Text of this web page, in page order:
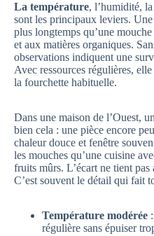
La température, l’humidité, la
sont les principaux leviers.
plus longtemps qu’une
et aux matières organiques.
observations indiquent une
Avec ressources régulières,
la fourchette habituelle.
Dans une maison de l’Ouest,
bien cela : une pièce encore
chaleur douce et fenêtre
les mouches qu’une cuisine
fruits mûrs. L’écart ne tient
C’est souvent le détail qui fait
Température modérée
régulière sans épuiser